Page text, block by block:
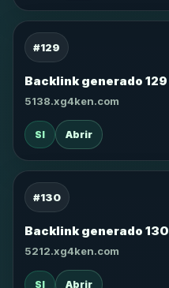
#129
Backlink generado 129
5138.xg4ken.com
SI Abrir
#130
Backlink generado 130
5212.xg4ken.com
SI Abrir